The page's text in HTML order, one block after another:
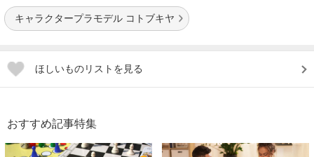
キャラクタープラモデル コトブキヤ
ほしいものリストを見る
おすすめ記事特集